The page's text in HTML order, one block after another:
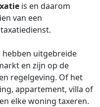
is en daarom
van een
uitgebreide
en zijn op de
regelgeving. Of het
appartement, villa of
elke woning taxeren.